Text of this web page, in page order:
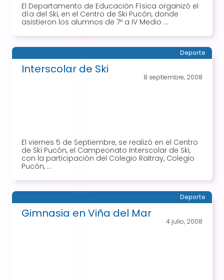
El Departamento de Educación Física organizó el
día del Ski, en el Centro de Ski Pucón, donde
asistieron los alumnos de 7º a IV Medio ...
Deporte
Interscolar de Ski
8 septiembre, 2008
El viernes 5 de Septiembre, se realizó en el Centro
de Ski Pucón, el Campeonato Interscolar de Ski,
con la participación del Colegio Raitray, Colegio
Pucón, ...
Deporte
Gimnasia en Viña del Mar
4 julio, 2008